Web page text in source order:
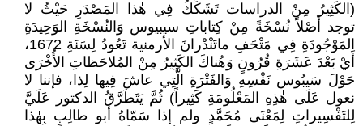
(الكَثِيرُ مِنْ الدراسات تَشَكِّكُ فِي هٰذا المَصْدَرِ حَيْثُ لا
توجد أَصْلاً نُسْخَةً مِنْ كِتاباتِ سيبيوس وَالنُسْخَةِ الوَحِيدَةِ
المَوْجُودَةِ فِي مَتْحَفِ ماتَنْدْرانَ الأرمنية تَعُودُ لِسَنَةِ 1672،
أَيْ بَعْدَ عَشَرَةِ قُرُونٍ وَهُناكَ الكَثِيرُ مِنْ المُلاحَظاتِ الأُخْرَى
حَوْلَ سَيبُوس نَفْسِهِ وَالفَتْرَةِ الَّتِي عاشَ فِيها لِذا، فإننا لا
نعول عَلَى هٰذِهِ المَعْلُومَةِ كَثِيراً) ثُمَّ يَتَطَرَّقُ الدكتور عَلَيَّ
لِلتَفْسِيراتِ لِمَعْنَى مُحَمَّدٍ ولم إذا سَمّاهُ أبو طالِبٍ بِهٰذا